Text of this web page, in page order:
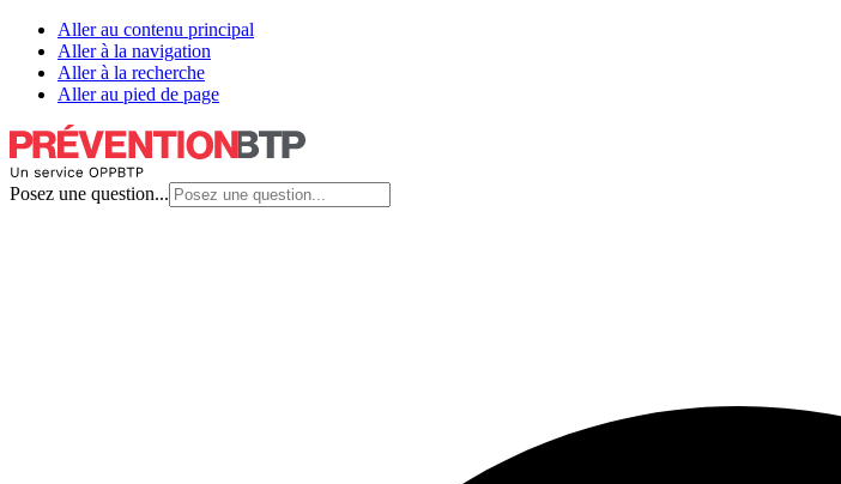
Aller au contenu principal
Aller à la navigation
Aller à la recherche
Aller au pied de page
Posez une question...